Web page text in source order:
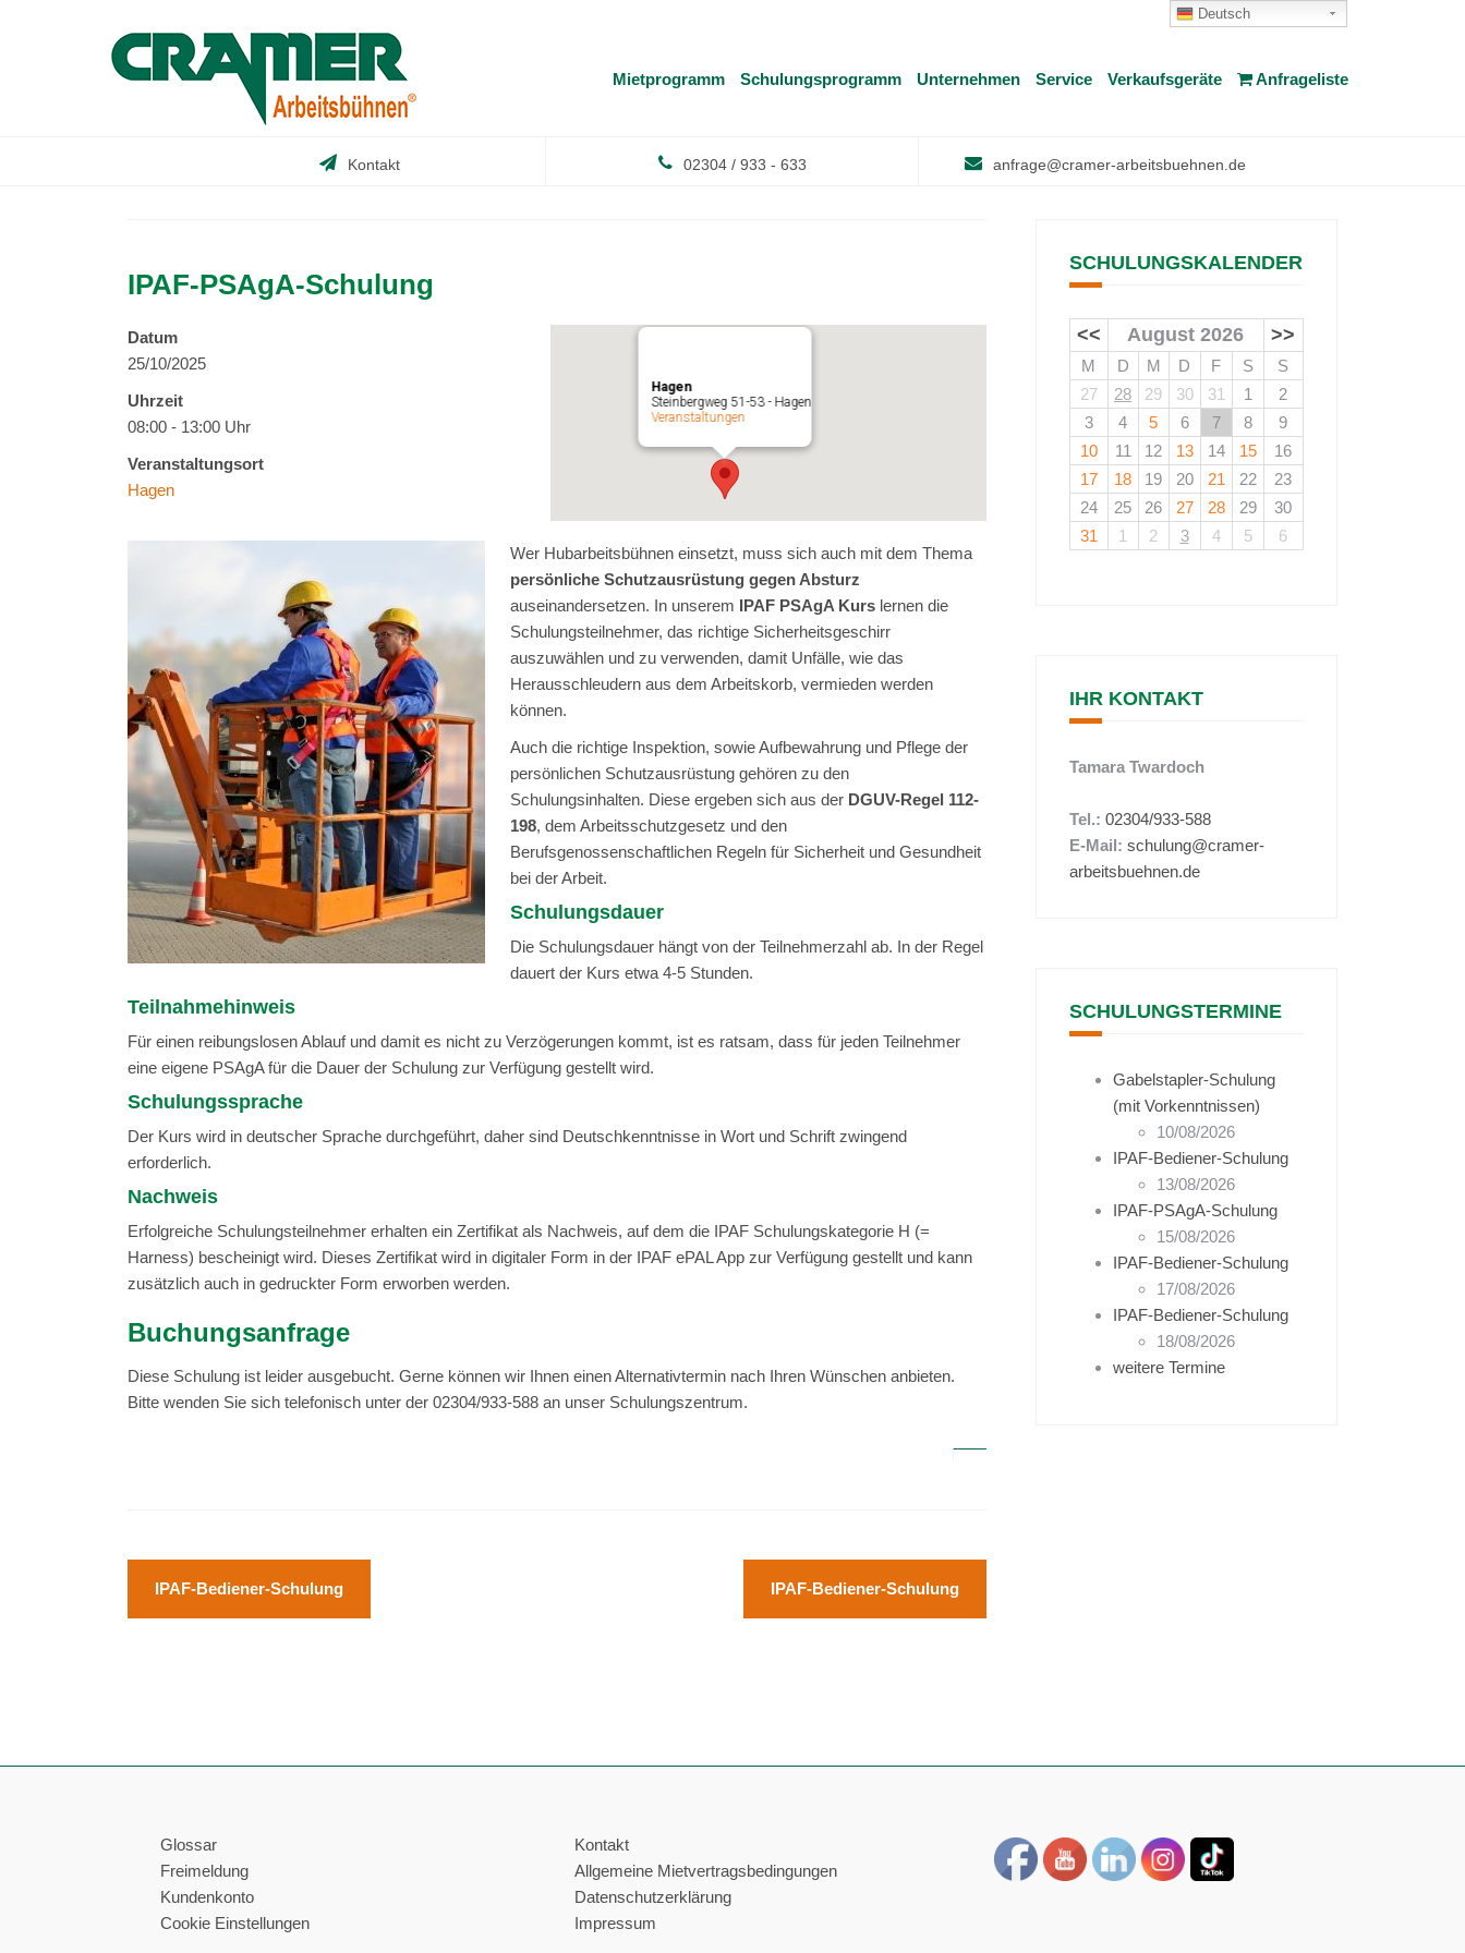
Mietprogramm Schulungsprogramm Unternehmen Service Verkaufsgeräte Anfrageliste
Kontakt 02304 / 933 - 633 anfrage@cramer-arbeitsbuehnen.de
IPAF-PSAgA-Schulung
Hagen
Steinbergweg 51-53 - Hagen
Veranstaltungen
Datum
25/10/2025
Uhrzeit
08:00 - 13:00 Uhr
Veranstaltungsort
Hagen
Wer Hubarbeitsbühnen einsetzt, muss sich auch mit dem Thema
persönliche Schutzausrüstung gegen Absturz
auseinandersetzen. In unserem IPAF PSAgA Kurslernen die
Schulungsteilnehmer, das richtige Sicherheitsgeschirr
auszuwählen und zu verwenden, damit Unfälle, wie das
Herausschleudern aus dem Arbeitskorb, vermieden werden
können.
Auch die richtige Inspektion, sowie Aufbewahrung und Pflege der
persönlichen Schutzausrüstung gehören zu den
Schulungsinhalten. Diese ergeben sich aus der DGUV-Regel 112-
198, dem Arbeitsschutzgesetz und den
Berufsgenossenschaftlichen Regeln für Sicherheit und Gesundheit
bei der Arbeit.
Schulungsdauer
Die Schulungsdauer hängt von der Teilnehmerzahl ab. In der Regel
dauert der Kurs etwa 4-5 Stunden.
Teilnahmehinweis
Für einen reibungslosen Ablauf und damit es nicht zu Verzögerungen kommt, ist es ratsam, dass für jeden Teilnehmer
eine eigene PSAgA für die Dauer der Schulung zur Verfügung gestellt wird.
Schulungssprache
Der Kurs wird in deutscher Sprache durchgeführt, daher sind Deutschkenntnisse in Wort und Schrift zwingend
erforderlich.
Nachweis
Erfolgreiche Schulungsteilnehmer erhalten ein Zertifikat als Nachweis, auf dem die IPAF Schulungskategorie H (=
Harness) bescheinigt wird. Dieses Zertifikat wird in digitaler Form in der IPAF ePAL App zur Verfügung gestellt und kann
zusätzlich auch in gedruckter Form erworben werden.
Buchungsanfrage
Diese Schulung ist leider ausgebucht. Gerne können wir Ihnen einen Alternativtermin nach Ihren Wünschen anbieten.
Bitte wenden Sie sich telefonisch unter der 02304/933-588 an unser Schulungszentrum.
Beitragsnavigation
IPAF-Bediener-Schulung IPAF-Bediener-Schulung
SCHULUNGSKALENDER
<< August 2026 >>
M D M D F S
S
27
28 29 30 31 1
2
3
4 5 6 7 8
9
10
11 12 13 14 15
16
17
18 19 20 21 22
23
24
25 26 27 28 29
30
31
1 2 3 4 5 6
IHR KONTAKT
Tamara Twardoch
Tel.: 02304/933-588
E-Mail: schulung@cramer-
arbeitsbuehnen.de
SCHULUNGSTERMINE
Gabelstapler-Schulung
(mit Vorkenntnissen)
10/08/2026
IPAF-Bediener-Schulung
13/08/2026
IPAF-PSAgA-Schulung
15/08/2026
IPAF-Bediener-Schulung
17/08/2026
IPAF-Bediener-Schulung
18/08/2026
weitere Termine
Glossar
Freimeldung
Kundenkonto
Cookie Einstellungen
Kontakt
Allgemeine Mietvertragsbedingungen
Datenschutzerklärung
Impressum
Deutsch